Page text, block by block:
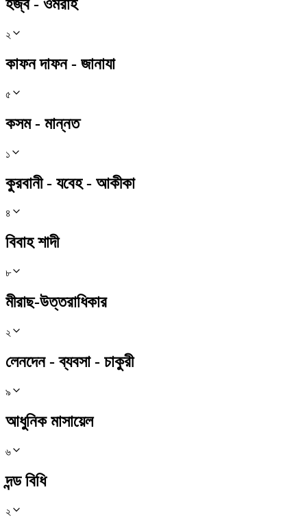
হজ্ব - ওমরাহ
২
কাফন দাফন - জানাযা
৫
কসম - মান্নত
১
কুরবানী - যবেহ - আকীকা
৪
বিবাহ শাদী
৮
মীরাছ-উত্তরাধিকার
২
লেনদেন - ব্যবসা - চাকুরী
৯
আধুনিক মাসায়েল
৬
দন্ড বিধি
২